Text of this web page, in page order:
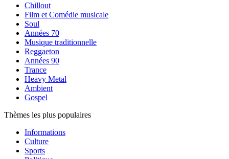
Chillout
Film et Comédie musicale
Soul
Années 70
Musique traditionnelle
Reggaeton
Années 90
Trance
Heavy Metal
Ambient
Gospel
Thèmes les plus populaires
Informations
Culture
Sports